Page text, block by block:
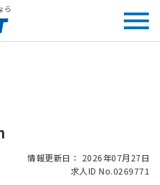
ら
情報更新日： 2026年07月27日
求人ID No.0269771